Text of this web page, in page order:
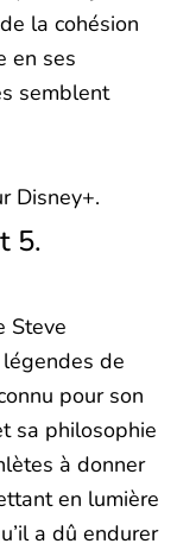
la cohésion
en ses
semblent
Disney+.
5.
Steve
de
pour son
sa philosophie
à donner
en lumière
a dû endurer